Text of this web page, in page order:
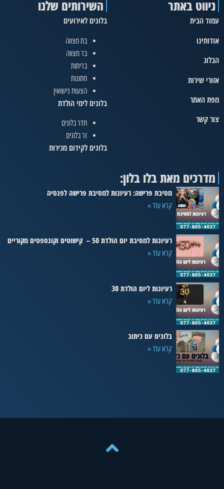
ניווט באתר
עמוד הבית
אודותינו
הבלוג
אזורי שירות
מפת האתר
צור קשר
השירותים שלנו
בלונים לאירועים
בת מצווה
בר מצווה
בריתות
חתונות
הצעות נישואין
בלונים לימי הולדת
חדר בלונים
זר בלונים
בלונים לקידום מכירות
מדרכים מאת בלו בלון:
מסיבת פרישה: רעיונות למסיבת פרישה לפנסיה
קרא עוד »
רעיונות למסיבת יום הולדת 50 – קישוטים וקונספטים מקוריים
קרא עוד »
רעיונות ליום הולדת 30
קרא עוד »
בלונים עם כיתוב
קרא עוד »